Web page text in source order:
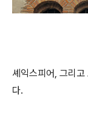
셰익스피어, 그리
다.